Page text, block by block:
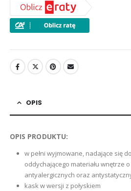
OPIS
OPIS PRODUKTU:
w pełni wyjmowane, nadające się
oddychającego materiału wnętrze o
antyalergicznych oraz
kask w wersji z połyskiem